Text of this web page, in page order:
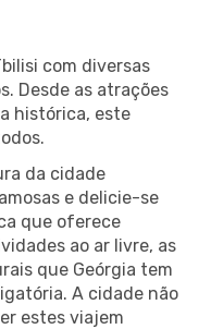
com diversas
Desde as atrações
histórica, este
da cidade
e delicie-se
que oferece
ao ar livre, as
que Geórgia tem
A cidade não
estes viajem